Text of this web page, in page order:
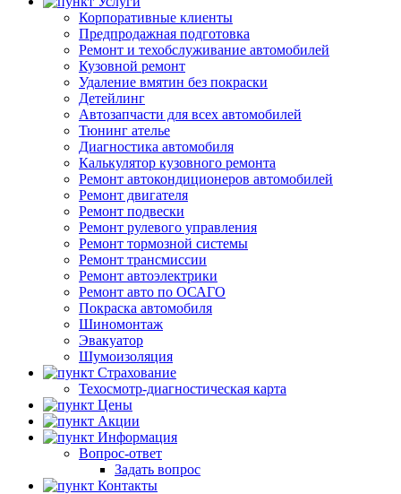
Корпоративные клиенты
Предпродажная подготовка
Ремонт и техобслуживание автомобилей
Кузовной ремонт
Удаление вмятин без покраски
Детейлинг
Автозапчасти для всех автомобилей
Тюнинг ателье
Диагностика автомобиля
Калькулятор кузовного ремонта
Ремонт автокондиционеров автомобилей
Ремонт двигателя
Ремонт подвески
Ремонт рулевого управления
Ремонт тормозной системы
Ремонт трансмиссии
Ремонт автоэлектрики
Ремонт авто по ОСАГО
Покраска автомобиля
Шиномонтаж
Эвакуатор
Шумоизоляция
Страхование
Техосмотр-диагностическая карта
Цены
Акции
Информация
Вопрос-ответ
Задать вопрос
Контакты